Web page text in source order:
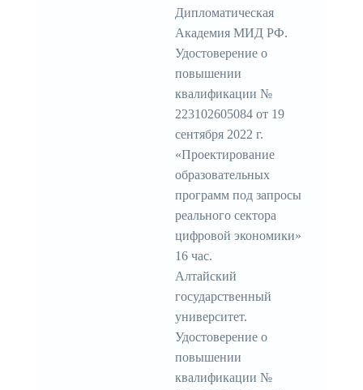
Дипломатическая
Академия МИД РФ.
Удостоверение о
повышении
квалификации №
223102605084 от 19
сентября 2022 г.
«Проектирование
образовательных
программ под запросы
реального сектора
цифровой экономики»
16 час.
Алтайский
государственный
университет.
Удостоверение о
повышении
квалификации №